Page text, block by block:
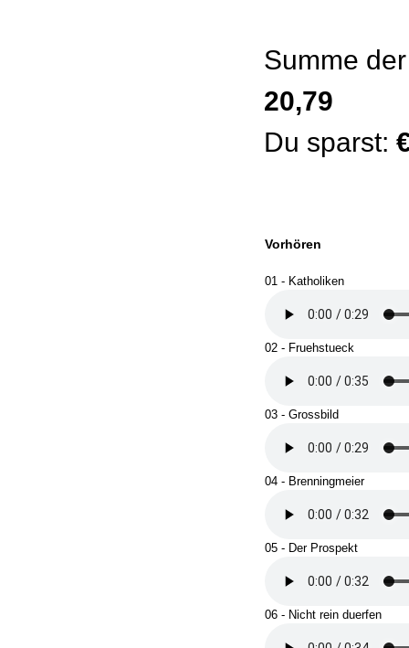
Summe
20,79
Du sparst:
Vorhören
01 - Katholiken
02 - Fruehstueck
03 - Grossbild
04 - Brenningmeier
05 - Der Prospekt
06 - Nicht rein duerfen